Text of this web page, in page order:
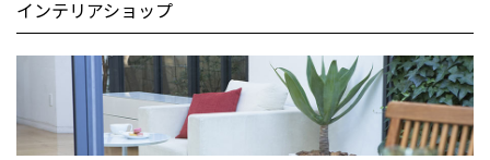
インテリアショップ